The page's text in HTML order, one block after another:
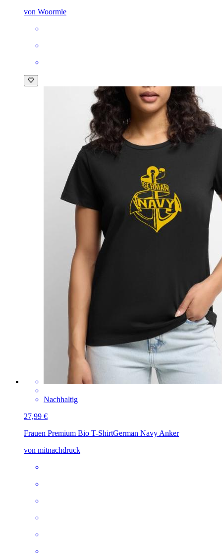
von Woormle
Nachhaltig
27,99 €
Frauen Premium Bio T-ShirtGerman Navy Anker
von mitnachdruck